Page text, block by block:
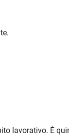
lavorativo. È